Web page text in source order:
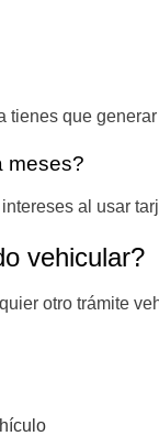
tienes que
meses?
al usar
vehicular?
otro trámite